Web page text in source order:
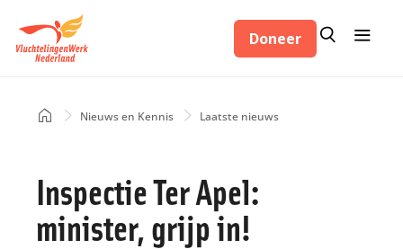
inhoud
Doneer Zoeken
Zoeken
HomeNieuws en Kennis Laatste nieuws
Inspectie Ter Apel:
minister, grijp in!